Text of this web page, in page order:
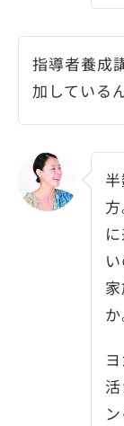
指導者養成
加している